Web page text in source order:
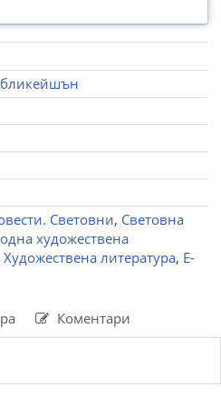
Световни, Световна
художествена
Художествена литература, Е-
Коментари